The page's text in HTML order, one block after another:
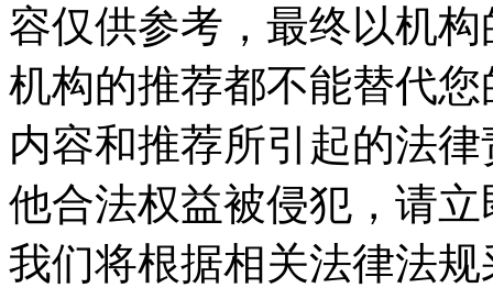
容仅供参考，最终以机
机构的推荐都不能替代
内容和推荐所引起的法
他合法权益被侵犯，请
我们将根据相关法律法